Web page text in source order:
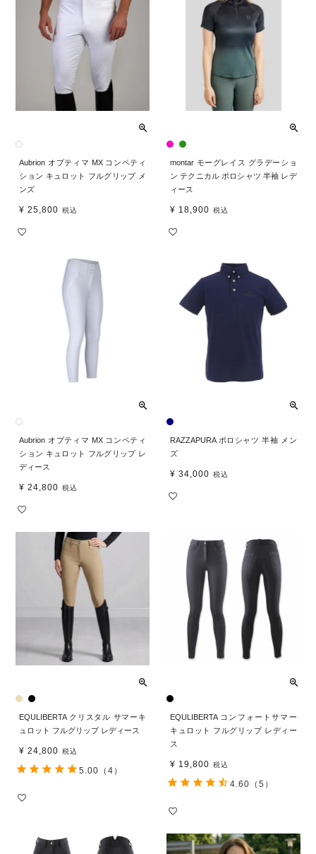
Aubrion オプティマ MX コンペティ
ション キュロット フルグリップ メ
ンズ
¥ 25,800 税込
montar モーグレイス グラデーショ
ン テクニカル ポロシャツ 半袖 レデ
ィース
¥ 18,900 税込
Aubrion オプティマ MX コンペティ
ション キュロット フルグリップ レ
ディース
¥ 24,800 税込
RAZZAPURA ポロシャツ 半袖 メン
ズ
¥ 34,000 税込
EQULIBERTA クリスタル サマーキ
ュロット フルグリップ レディース
¥ 24,800 税込
5.00 （4）
EQULIBERTA コンフォートサマー
キュロット フルグリップ レディー
ス
¥ 19,800 税込
4.60 （5）